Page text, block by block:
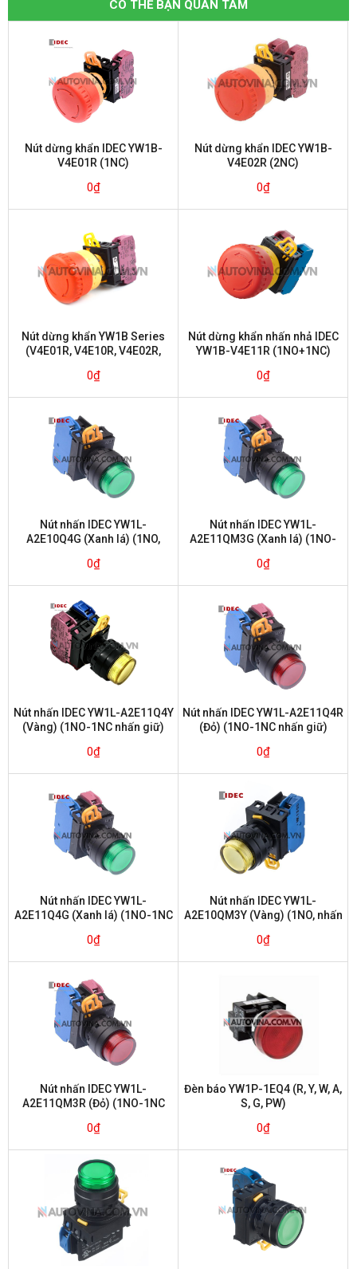
CÓ THỂ BẠN QUAN TÂM
Nút dừng khẩn IDEC YW1B-
V4E01R (1NC)
0₫
Nút dừng khẩn IDEC YW1B-
V4E02R (2NC)
0₫
Nút dừng khẩn YW1B Series
(V4E01R, V4E10R, V4E02R,
0₫
Nút dừng khẩn nhấn nhả IDEC
YW1B-V4E11R (1NO+1NC)
0₫
Nút nhấn IDEC YW1L-
A2E10Q4G (Xanh lá) (1NO,
0₫
Nút nhấn IDEC YW1L-
A2E11QM3G (Xanh lá) (1NO-
0₫
Nút nhấn IDEC YW1L-A2E11Q4Y
(Vàng) (1NO-1NC nhấn giữ)
0₫
Nút nhấn IDEC YW1L-A2E11Q4R
(Đỏ) (1NO-1NC nhấn giữ)
0₫
Nút nhấn IDEC YW1L-
A2E11Q4G (Xanh lá) (1NO-1NC
0₫
Nút nhấn IDEC YW1L-
A2E10QM3Y (Vàng) (1NO, nhấn
0₫
Nút nhấn IDEC YW1L-
A2E11QM3R (Đỏ) (1NO-1NC
0₫
Đèn báo YW1P-1EQ4 (R, Y, W, A,
S, G, PW)
0₫